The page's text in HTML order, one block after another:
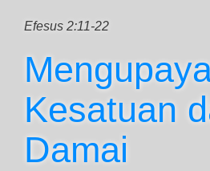
Efesus 2:11-22
Kesatuan
Damai